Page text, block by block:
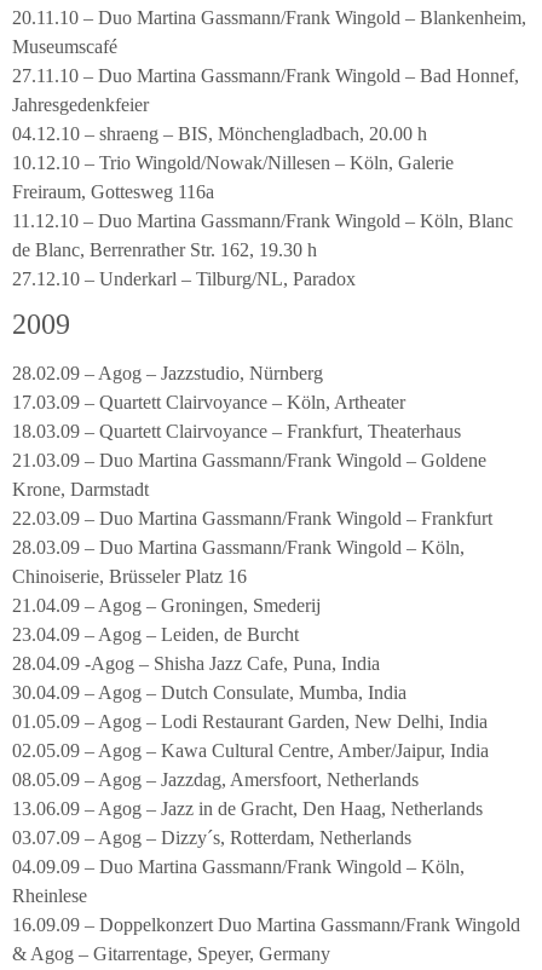
20.11.10 – Duo Martina Gassmann/Frank Wingold – Blankenheim,
Museumscafé
27.11.10 – Duo Martina Gassmann/Frank Wingold – Bad Honnef,
Jahresgedenkfeier
04.12.10 – shraeng – BIS, Mönchengladbach, 20.00 h
10.12.10 – Trio Wingold/Nowak/Nillesen – Köln, Galerie
Freiraum, Gottesweg 116a
11.12.10 – Duo Martina Gassmann/Frank Wingold – Köln, Blanc
de Blanc, Berrenrather Str. 162, 19.30 h
27.12.10 – Underkarl – Tilburg/NL, Paradox
2009
28.02.09 – Agog – Jazzstudio, Nürnberg
17.03.09 – Quartett Clairvoyance – Köln, Artheater
18.03.09 – Quartett Clairvoyance – Frankfurt, Theaterhaus
21.03.09 – Duo Martina Gassmann/Frank Wingold – Goldene
Krone, Darmstadt
22.03.09 – Duo Martina Gassmann/Frank Wingold – Frankfurt
28.03.09 – Duo Martina Gassmann/Frank Wingold – Köln,
Chinoiserie, Brüsseler Platz 16
21.04.09 – Agog – Groningen, Smederij
23.04.09 – Agog – Leiden, de Burcht
28.04.09 -Agog – Shisha Jazz Cafe, Puna, India
30.04.09 – Agog – Dutch Consulate, Mumba, India
01.05.09 – Agog – Lodi Restaurant Garden, New Delhi, India
02.05.09 – Agog – Kawa Cultural Centre, Amber/Jaipur, India
08.05.09 – Agog – Jazzdag, Amersfoort, Netherlands
13.06.09 – Agog – Jazz in de Gracht, Den Haag, Netherlands
03.07.09 – Agog – Dizzy´s, Rotterdam, Netherlands
04.09.09 – Duo Martina Gassmann/Frank Wingold – Köln,
Rheinlese
16.09.09 – Doppelkonzert Duo Martina Gassmann/Frank Wingold
& Agog – Gitarrentage, Speyer, Germany